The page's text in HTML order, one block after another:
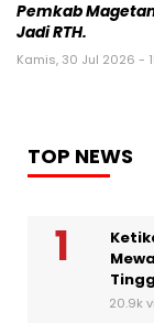
Pemkab
Jadi RTH.
Kamis, 30 Jul 2026 -
TOP NEWS
20.9k